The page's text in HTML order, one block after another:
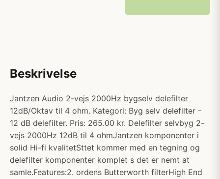
Beskrivelse
Jantzen Audio 2-vejs 2000Hz bygselv delefilter
12dB/Oktav til 4 ohm. Kategori: Byg selv delefilter -
12 dB delefilter. Pris: 265.00 kr. Delefilter selvbyg 2-
vejs 2000Hz 12dB til 4 ohmJantzen komponenter i
solid Hi-fi kvalitetSttet kommer med en tegning og
delefilter komponenter komplet s det er nemt at
samle.Features:2. ordens Butterworth filterHigh End